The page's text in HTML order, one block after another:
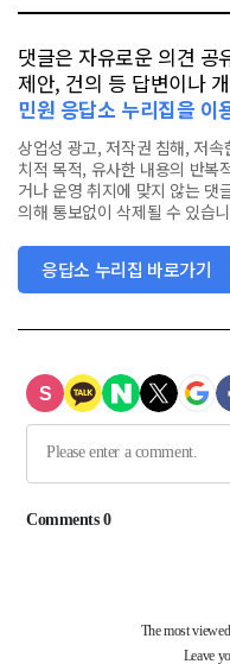
댓글은 자유로운 의견 공
제안, 건의 등 답변이나
민원 응답소 누리집을 이
상업성 광고, 저작권 침해, 저
치적 목적, 유사한 내용의 반복
거나 운영 취지에 맞지 않는 댓
의해 통보없이 삭제될 수 있습
응답소 누리집 바로가기